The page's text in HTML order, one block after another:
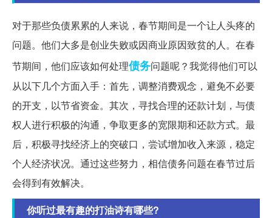
对于那些负债累累的人来说，春节期间是一个让人头疼的
问题。他们大多是创业失败或因商业原因致贫的人。在春
节期间，他们应该如何处理债务问题呢？我觉得他们可以
从以下几个方面入手：首先，调整消费观念，避免不必要
的开支，以节省资金。其次，寻找合理的还款计划，与债
权人进行积极的沟通，争取更多的宽限期和还款方式。最
后，积极寻找经济上的突破口，尝试增加收入来源，稳定
个人经济状况。通过这些努力，相信债务问题在春节过后
会得到有效解决。
你听过最有趣的打油诗有哪些?